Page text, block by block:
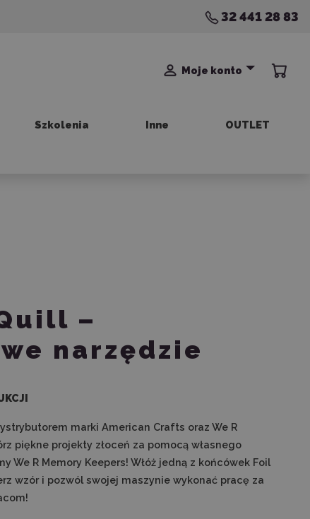
32 441 28 83
Moje konto
Szkolenia Inne OUTLET
–
narzędzie
marki American Crafts oraz We R
piękne projekty złoceń za pomocą własnego
We R Memory Keepers! Włóż jedną z końcówek Foil
wzór i pozwól swojej maszynie wykonać pracę za